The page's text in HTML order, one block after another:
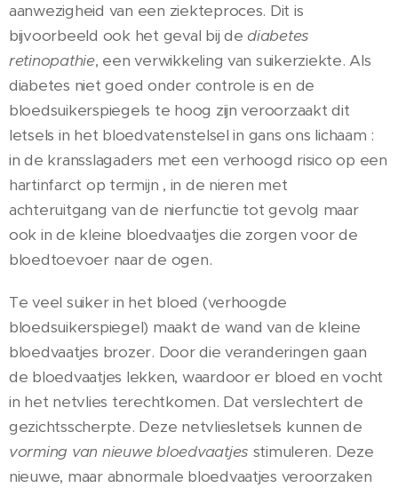
aanwezigheid van een ziekteproces. Dit is
bijvoorbeeld ook het geval bij de diabetes
retinopathie, een verwikkeling van suikerziekte. Als
diabetes niet goed onder controle is en de
bloedsuikerspiegels te hoog zijn veroorzaakt dit
letsels in het bloedvatenstelsel in gans ons lichaam :
in de kransslagaders met een verhoogd risico op een
hartinfarct op termijn , in de nieren met
achteruitgang van de nierfunctie tot gevolg maar
ook in de kleine bloedvaatjes die zorgen voor de
bloedtoevoer naar de ogen.
Te veel suiker in het bloed (verhoogde
bloedsuikerspiegel) maakt de wand van de kleine
bloedvaatjes brozer. Door die veranderingen gaan
de bloedvaatjes lekken, waardoor er bloed en vocht
in het netvlies terechtkomen. Dat verslechtert de
gezichtsscherpte. Deze netvliesletsels kunnen de
vorming van nieuwe bloedvaatjes stimuleren. Deze
nieuwe, maar abnormale bloedvaatjes veroorzaken